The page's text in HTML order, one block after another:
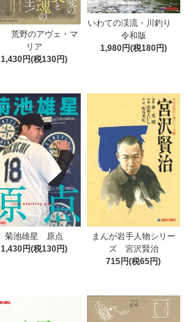
荒野のアヴェ・マ
リア
1,430円(税130円)
いわての渓流・川釣り
令和版
1,980円(税180円)
菊池雄星 原点
1,430円(税130円)
まんが岩手人物シリー
ズ 宮沢賢治
715円(税65円)